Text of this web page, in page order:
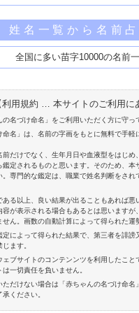
姓名一覧から名前占
全国に多い苗字10000の名前
利用規約 … 本サイトのご利用に
名づけ命名」をご利用いただく方に守っ
命名」は、名前の字画をもとに無料で手軽
だけでなく、生年月日や血液型をはじめ
鑑定されるものと思います。そのため、本
。専門的な鑑定は、職業で姓名判断をされ
ある以上、良い結果が出ることもあれば悪
容が表示される場合もあるとは思いますが
ん。画数の自動計算によって得られた運
定によって得られた結果で、第三者を誹謗
ます。
ェブサイトのコンテンンツを利用したこと
一切責任を負いません。
ただけない場合は「赤ちゃんの名づけ命名
ください。